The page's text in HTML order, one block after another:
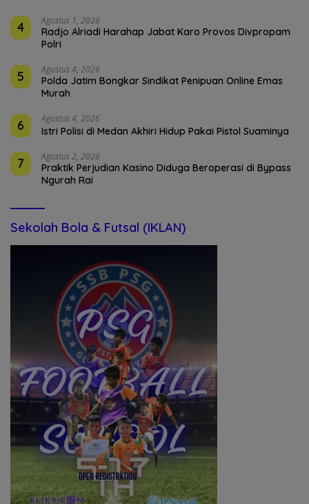
4 Agustus 1, 2026
Radjo Alriadi Harahap Jabat Karo Provos Divpropam
Polri
5 Agustus 4, 2026
Polda Jatim Bongkar Sindikat Penipuan Online Emas
Murah
6 Agustus 4, 2026
Istri Polisi di Medan Akhiri Hidup Pakai Pistol Suaminya
7 Agustus 2, 2026
Praktik Perjudian Kasino Diduga Beroperasi di Bypass
Ngurah Rai
Sekolah Bola & Futsal (IKLAN)